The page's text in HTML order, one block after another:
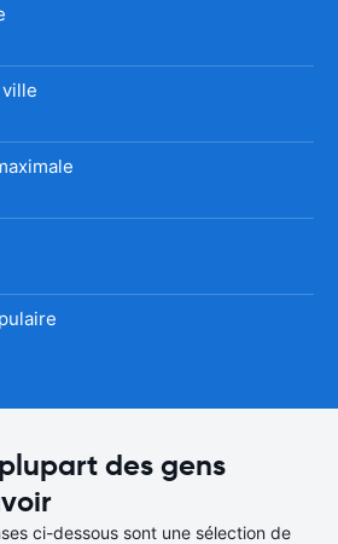
des gens
ci-dessous sont une sélection de